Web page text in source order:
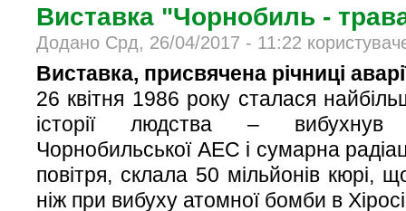
Виставка "Чорнобиль -
Додано Срд, 26/04/2017 - 11:22
Виставка, присвячена річниці
26 квітня 1986 року сталася
історії людства – вибухнув
Чорнобильської АЕС і сумарна
повітря, склала 50 мільйонів кюрі,
ніж при вибуху атомної бомби в